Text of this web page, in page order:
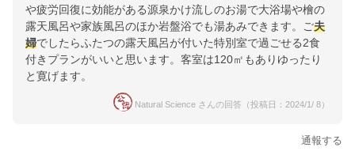
や疲労回復に効能がある源泉かけ流しのお湯で大浴場や檜の
露天風呂や家族風呂のほか岩盤浴でも湯あみできます。ご夫
婦でしたらふたつの露天風呂が付いた特別室で過ごせる2食
付きプランがいいと思います。客室は120㎡もありゆったり
と寛げます。
Natural Science さんの回答（投稿日：2024/1/ 8）
通報する